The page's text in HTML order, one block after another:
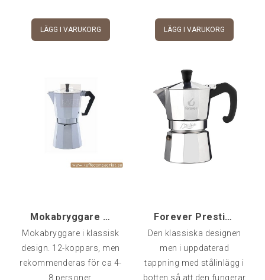
KAFFE
TE
bryggare som brygger ett
riktigt rent & gott kaffe.
och har även fått pris
som en av tidernas topp
100 designade produkter.
Chemex lilla fabrik ligger i
Massachusetts USA och
de är ett företag som
LÄGG I VARUKORG
får kaffet en mer
angenäm smak med detta
standard.
LÄGG I VARUKORG
Mokabryggare Alu, 12-kopp
Mokabryggare i klassisk
design. 12-koppars, men
rekommenderas för ca 4-
8 personer.
Forever Prestige 9-kopp Mokabryggare Induktion
Den klassiska designen
men i uppdaterad
tappning med stålinlägg i
botten så att den fungerar